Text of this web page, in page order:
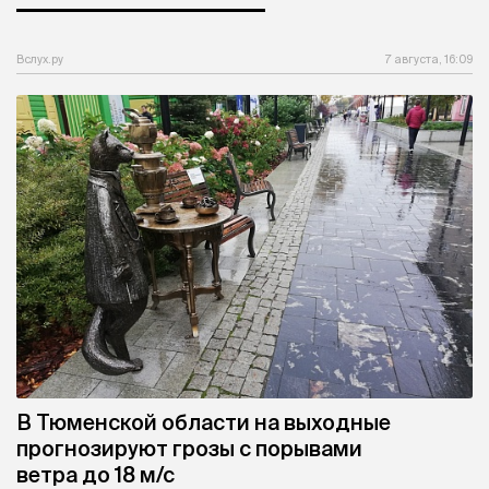
Вслух.ру 7 августа, 16:09
В Тюменской области на выходные
прогнозируют грозы с порывами
ветра до 18 м/с